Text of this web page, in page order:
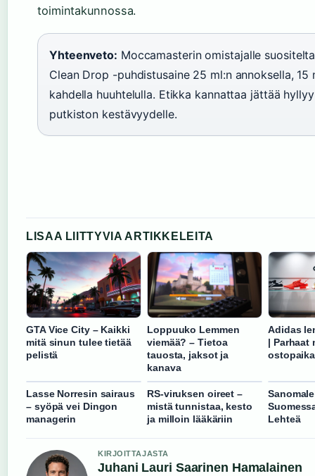
toimintakunnossa.
Yhteenveto: Moccamasterin omistajalle
Clean Drop -puhdistusaine 25 ml:n annoksella,
kahdella huuhtelulla. Etikka kannattaa jättää
putkiston kestävyydelle.
LISAA LIITTYVIA ARTIKKELEITA
GTA Vice City – Kaikki
mitä sinun tulee tietää
pelistä
Loppuuko Lemmen
viemää? – Tietoa
tauosta, jaksot ja
kanava
Adidas
| Parhaat
Lasse Norresin sairaus
– syöpä vei Dingon
managerin
RS-viruksen oireet –
mistä tunnistaa, kesto
ja milloin lääkäriin
Lehteä
KIRJOITTAJASTA
Juhani Lauri Saarinen Hamalainen